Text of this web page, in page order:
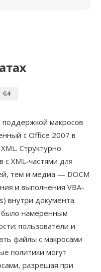
G4
макросов
с Office 2007 в
Структурно
XML-частями для
тем и медиа — DOCM
и выполнения VBA-
внутри документа.
намеренным
пользователи и
файлы с макросами
политики могут
разрешая при